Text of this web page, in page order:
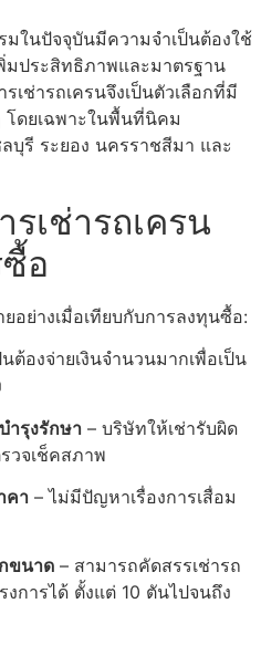
ในปัจจุบันมีความจำเป็นต้องใช้
มประสิทธิภาพและมาตรฐาน
เช่ารถเครนจึงเป็นตัวเลือกที่มี
ดยเฉพาะในพื้นที่นิคม
บุรี ระยอง นครราชสีมา และ
เช่ารถเครน
อ
อย่างเมื่อเทียบกับการลงทุนซื้อ:
ต้องจ่ายเงินจำนวนมากเพื่อเป็น
ำรุงรักษา – บริษัทให้เช่ารับผิด
วจเช็คสภาพ
คา – ไม่มีปัญหาเรื่องการเสื่อม
ขนาด – สามารถคัดสรรเช่ารถ
การได้ ตั้งแต่ 10 ตันไปจนถึง